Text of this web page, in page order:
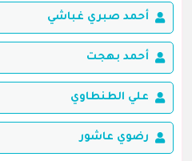
أحمد صبري غباشي
أحمد بهجت
علي الطنطاوي
رضوي عاشور